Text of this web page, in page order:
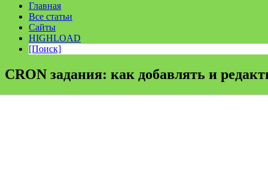
Главная
Все статьи
Сайты
HIGHLOAD
[Поиск]
CRON задания: как добавлять и